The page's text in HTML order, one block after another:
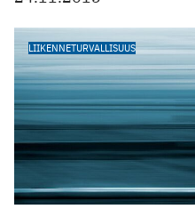
LIIKENNETURVALLISUUS